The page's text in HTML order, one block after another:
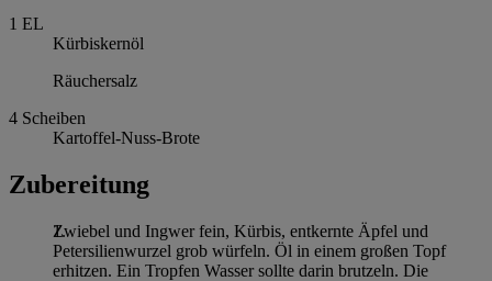
1 EL
Kürbiskernöl
Räuchersalz
4 Scheiben
Kartoffel-Nuss-Brote
Zubereitung
Zwiebel und Ingwer fein, Kürbis, entkernte Äpfel und
Petersilienwurzel grob würfeln. Öl in einem großen Topf
erhitzen. Ein Tropfen Wasser sollte darin brutzeln. Die